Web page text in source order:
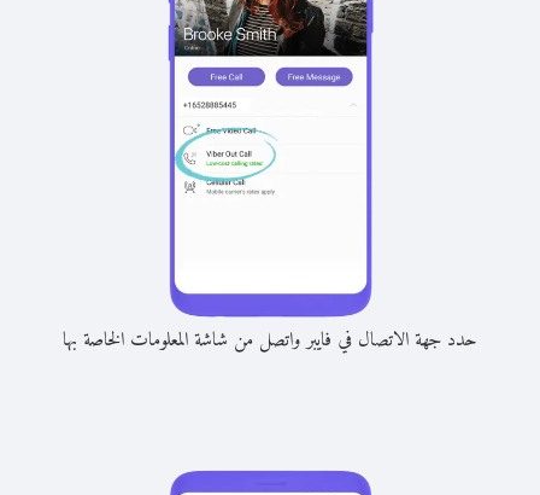
حدد جهة الاتصال في فايبر واتصل من شاشة المعلومات الخاصة بها